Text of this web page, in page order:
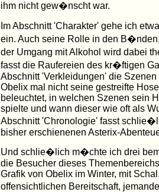
ihm nicht gew�nscht war.
Im Abschnitt 'Charakter' gehe ich
ein. Auch seine Rolle in den
der Umgang mit Alkohol wird dabei
fasst die Raufereien des kr�ftigen
Abschnitt 'Verkleidungen' die
Obelix mal nicht seine gestreifte
beleuchtet, in welchen Szenen sein
spielte und wann dieser wie oft als
Abschnitt 'Chronologie' fasst
bisher erschienenen Asterix-
Und schlie�lich m�chte ich drei
die Besucher dieses
Grafik von Obelix im Winter, mit
offensichtlichen Bereitschaft,